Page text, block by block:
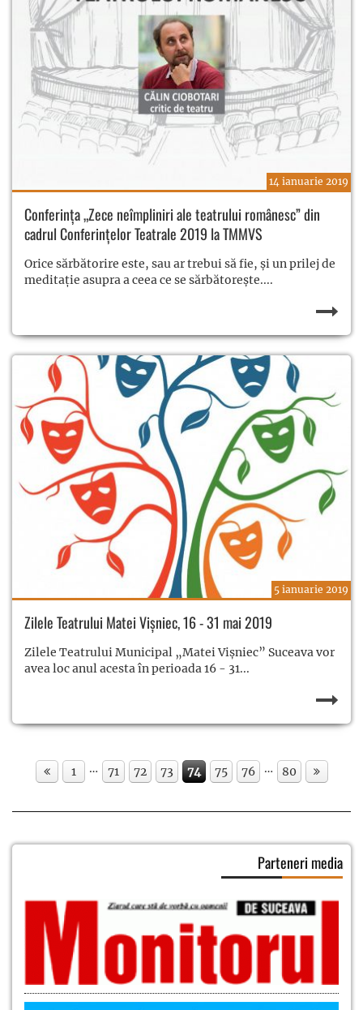
14 ianuarie 2019
Conferința „Zece neîmpliniri ale teatrului românesc” din
cadrul Conferințelor Teatrale 2019 la TMMVS
Orice sărbătorire este, sau ar trebui să fie, și un prilej de
meditație asupra a ceea ce se sărbătorește....
5 ianuarie 2019
Zilele Teatrului Matei Vișniec, 16 - 31 mai 2019
Zilele Teatrului Municipal „Matei Vișniec” Suceava vor
avea loc anul acesta în perioada 16 - 31...
1 … 71 72 73 74 75 76 … 80
Parteneri media